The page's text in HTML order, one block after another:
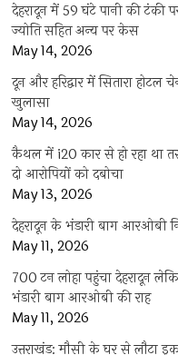
देहरादून में 59 घंटे पानी की टंकी
ज्योति सहित अन्य पर केस
May 14, 2026
दून और हरिद्वार में सितारा
खुलासा
May 14, 2026
कैथल में i20 कार से हो रहा था
दो आरोपियों को दबोचा
May 13, 2026
देहरादून के भंडारी बाग आरओबी
May 11, 2026
700 टन लोहा पहुंचा देहरादून
भंडारी बाग आरओबी की राह
May 11, 2026
उत्तराखंड: मौसी के घर से लौटा